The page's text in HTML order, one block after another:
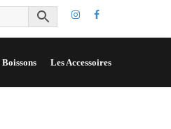
Boissons Les Accessoires